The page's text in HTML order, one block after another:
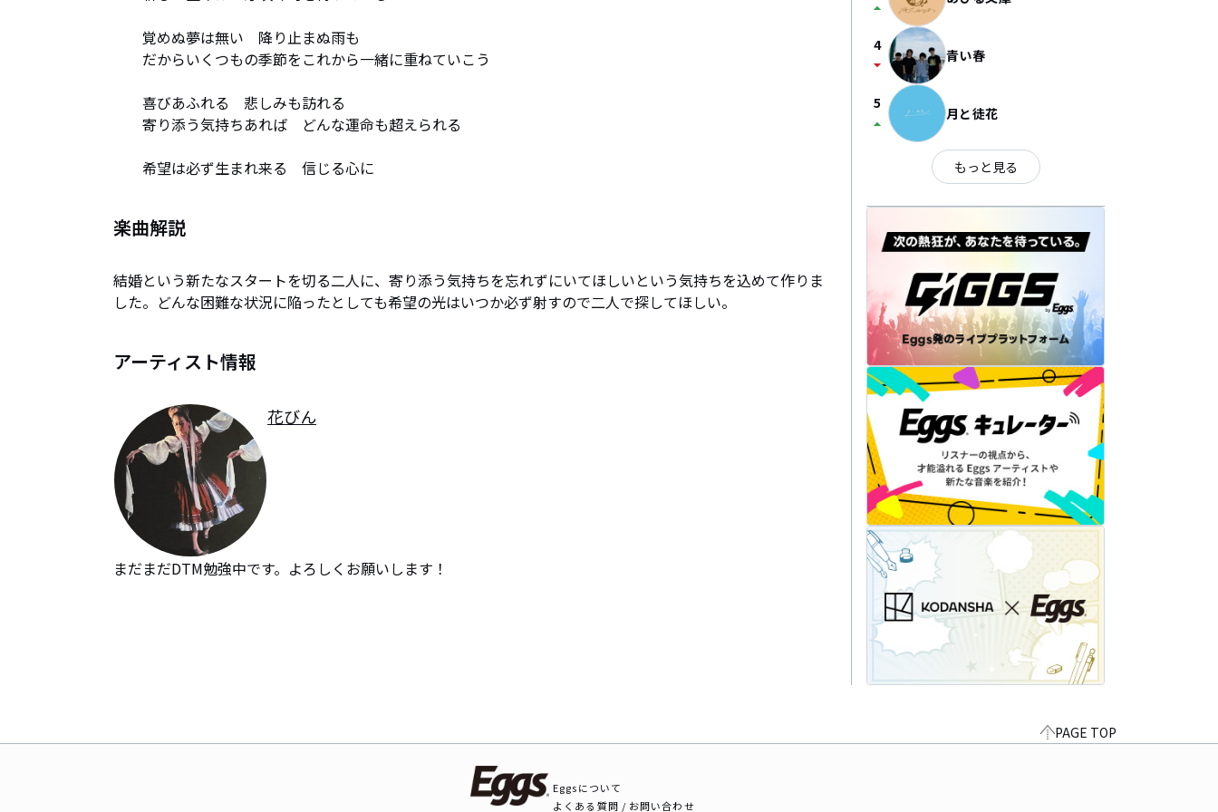
覚めぬ夢は無い　降り止まぬ雨も
だからいくつもの季節をこれから一緒に重ねていこう
喜びあふれる　悲しみも訪れる
寄り添う気持ちあれば　どんな運命も超えられる
希望は必ず生まれ来る　信じる心に
楽曲解説
結婚という新たなスタートを切る二人に、寄り添う気持ちを忘れずにいてほしいという気持ちを込めて作りま
した。どんな困難な状況に陥ったとしても希望の光はいつか必ず射すので二人で探してほしい。
アーティスト情報
花びん
まだまだDTM勉強中です。よろしくお願いします！
arrow_drop_up
4
arrow_drop_down 青い春
5
arrow_drop_up 月と徒花
もっと見る
PAGE TOP
Eggsについて
よくある質問 / お問い合わせ